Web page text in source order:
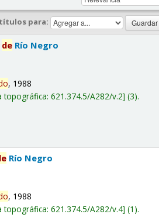
para:
de Río Negro
, 1988
topográfica:621.374.5/A282/v.2 (3).
Río Negro
, 1988
topográfica:621.374.5/A282/v.4 (1).